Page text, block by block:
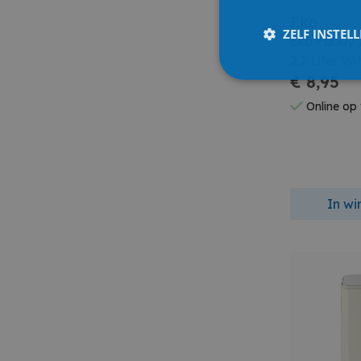
Eko Fandy
€ 8,95
Online
In
ZELF